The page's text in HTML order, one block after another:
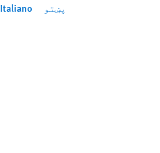
Italiano پښتو